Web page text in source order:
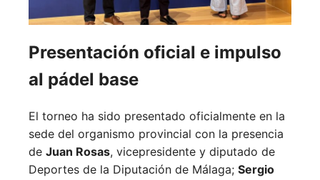
Presentación oficial e impulso
al pádel base
El torneo ha sido presentado oficialmente en la
sede del organismo provincial con la presencia
de Juan Rosas, vicepresidente y diputado de
Deportes de la Diputación de Málaga; Sergio